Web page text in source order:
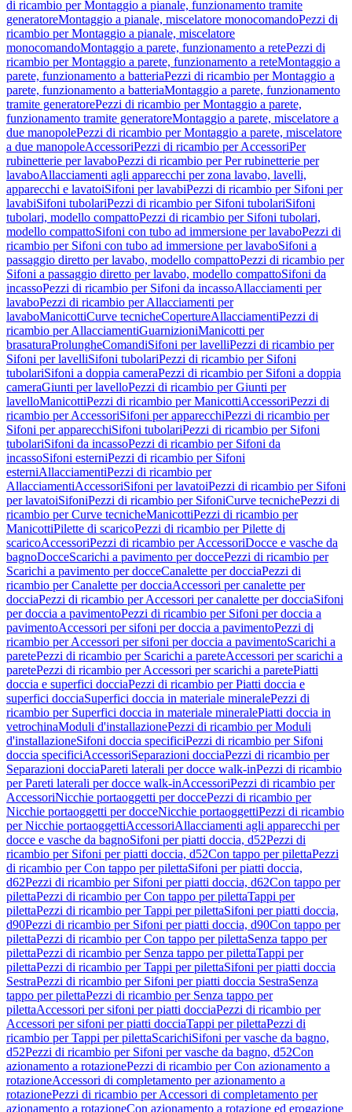
di ricambio per Montaggio a pianale, funzionamento tramite
generatoreMontaggio a pianale, miscelatore monocomandoPezzi di
ricambio per Montaggio a pianale, miscelatore
monocomandoMontaggio a parete, funzionamento a retePezzi di
ricambio per Montaggio a parete, funzionamento a reteMontaggio a
parete, funzionamento a batteriaPezzi di ricambio per Montaggio a
parete, funzionamento a batteriaMontaggio a parete, funzionamento
tramite generatorePezzi di ricambio per Montaggio a parete,
funzionamento tramite generatoreMontaggio a parete, miscelatore a
due manopolePezzi di ricambio per Montaggio a parete, miscelatore
a due manopoleAccessoriPezzi di ricambio per AccessoriPer
rubinetterie per lavaboPezzi di ricambio per Per rubinetterie per
lavaboAllacciamenti agli apparecchi per zona lavabo, lavelli,
apparecchi e lavatoiSifoni per lavabiPezzi di ricambio per Sifoni per
lavabiSifoni tubolariPezzi di ricambio per Sifoni tubolariSifoni
tubolari, modello compattoPezzi di ricambio per Sifoni tubolari,
modello compattoSifoni con tubo ad immersione per lavaboPezzi di
ricambio per Sifoni con tubo ad immersione per lavaboSifoni a
passaggio diretto per lavabo, modello compattoPezzi di ricambio per
Sifoni a passaggio diretto per lavabo, modello compattoSifoni da
incassoPezzi di ricambio per Sifoni da incassoAllacciamenti per
lavaboPezzi di ricambio per Allacciamenti per
lavaboManicottiCurve tecnicheCopertureAllacciamentiPezzi di
ricambio per AllacciamentiGuarnizioniManicotti per
brasaturaProlungheComandiSifoni per lavelliPezzi di ricambio per
Sifoni per lavelliSifoni tubolariPezzi di ricambio per Sifoni
tubolariSifoni a doppia cameraPezzi di ricambio per Sifoni a doppia
cameraGiunti per lavelloPezzi di ricambio per Giunti per
lavelloManicottiPezzi di ricambio per ManicottiAccessoriPezzi di
ricambio per AccessoriSifoni per apparecchiPezzi di ricambio per
Sifoni per apparecchiSifoni tubolariPezzi di ricambio per Sifoni
tubolariSifoni da incassoPezzi di ricambio per Sifoni da
incassoSifoni esterniPezzi di ricambio per Sifoni
esterniAllacciamentiPezzi di ricambio per
AllacciamentiAccessoriSifoni per lavatoiPezzi di ricambio per Sifoni
per lavatoiSifoniPezzi di ricambio per SifoniCurve tecnichePezzi di
ricambio per Curve tecnicheManicottiPezzi di ricambio per
ManicottiPilette di scaricoPezzi di ricambio per Pilette di
scaricoAccessoriPezzi di ricambio per AccessoriDocce e vasche da
bagnoDocceScarichi a pavimento per doccePezzi di ricambio per
Scarichi a pavimento per docceCanalette per docciaPezzi di
ricambio per Canalette per docciaAccessori per canalette per
docciaPezzi di ricambio per Accessori per canalette per docciaSifoni
per doccia a pavimentoPezzi di ricambio per Sifoni per doccia a
pavimentoAccessori per sifoni per doccia a pavimentoPezzi di
ricambio per Accessori per sifoni per doccia a pavimentoScarichi a
paretePezzi di ricambio per Scarichi a pareteAccessori per scarichi a
paretePezzi di ricambio per Accessori per scarichi a paretePiatti
doccia e superfici docciaPezzi di ricambio per Piatti doccia e
superfici docciaSuperfici doccia in materiale mineralePezzi di
ricambio per Superfici doccia in materiale mineralePiatti doccia in
vetrochinaModuli d'installazionePezzi di ricambio per Moduli
d'installazioneSifoni doccia specificiPezzi di ricambio per Sifoni
doccia specificiAccessoriSeparazioni docciaPezzi di ricambio per
Separazioni docciaPareti laterali per docce walk-inPezzi di ricambio
per Pareti laterali per docce walk-inAccessoriPezzi di ricambio per
AccessoriNicchie portaoggetti per doccePezzi di ricambio per
Nicchie portaoggetti per docceNicchie portaoggettiPezzi di ricambio
per Nicchie portaoggettiAccessoriAllacciamenti agli apparecchi per
docce e vasche da bagnoSifoni per piatti doccia, d52Pezzi di
ricambio per Sifoni per piatti doccia, d52Con tappo per pilettaPezzi
di ricambio per Con tappo per pilettaSifoni per piatti doccia,
d62Pezzi di ricambio per Sifoni per piatti doccia, d62Con tappo per
pilettaPezzi di ricambio per Con tappo per pilettaTappi per
pilettaPezzi di ricambio per Tappi per pilettaSifoni per piatti doccia,
d90Pezzi di ricambio per Sifoni per piatti doccia, d90Con tappo per
pilettaPezzi di ricambio per Con tappo per pilettaSenza tappo per
pilettaPezzi di ricambio per Senza tappo per pilettaTappi per
pilettaPezzi di ricambio per Tappi per pilettaSifoni per piatti doccia
SestraPezzi di ricambio per Sifoni per piatti doccia SestraSenza
tappo per pilettaPezzi di ricambio per Senza tappo per
pilettaAccessori per sifoni per piatti docciaPezzi di ricambio per
Accessori per sifoni per piatti docciaTappi per pilettaPezzi di
ricambio per Tappi per pilettaScarichiSifoni per vasche da bagno,
d52Pezzi di ricambio per Sifoni per vasche da bagno, d52Con
azionamento a rotazionePezzi di ricambio per Con azionamento a
rotazioneAccessori di completamento per azionamento a
rotazionePezzi di ricambio per Accessori di completamento per
azionamento a rotazioneCon azionamento a rotazione ed erogazione